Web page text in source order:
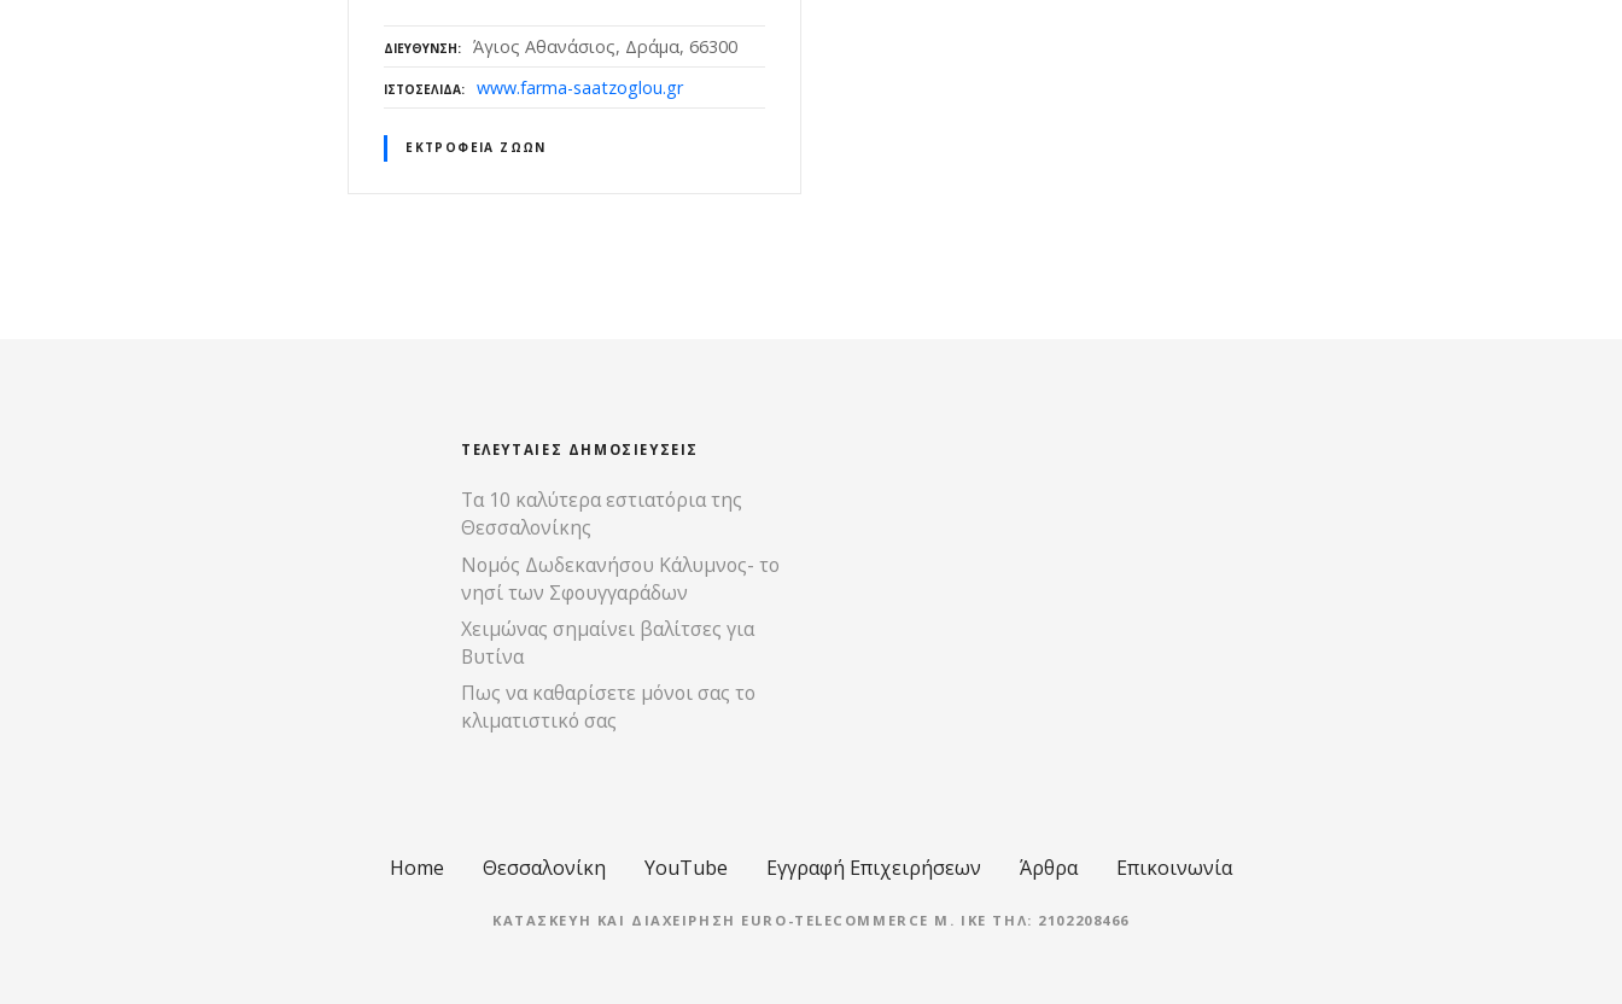
ΔΙΕΎΘΥΝΣΗ Άγιος Αθανάσιος, Δράμα, 66300
ΙΣΤΟΣΕΛΊΔΑ www.farma-saatzoglou.gr
ΕΚΤΡΟΦΕΊΑ ΖΏΩΝ
ΤΕΛΕΥΤΑΊΕΣ ΔΗΜΟΣΙΕΎΣΕΙΣ
Τα 10 καλύτερα εστιατόρια της
Θεσσαλονίκης
Νομός Δωδεκανήσου Κάλυμνος- το
νησί των Σφουγγαράδων
Χειμώνας σημαίνει βαλίτσες για
Βυτίνα
Πως να καθαρίσετε μόνοι σας το
κλιματιστικό σας
Home Θεσσαλονίκη YouTube Εγγραφή Επιχειρήσεων Άρθρα Επικοινωνία
ΚΑΤΑΣΚΕΥΉ ΚΑΙ ΔΙΑΧΕΊΡΗΣΗ EURO-TELECOMMERCE M. IKE ΤΗΛ: 2102208466